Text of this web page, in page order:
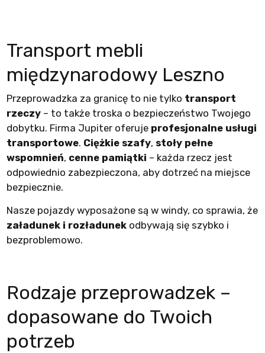
Transport mebli
międzynarodowy Leszno
Przeprowadzka za granicę to nie tylko transport
rzeczy– to także troska o bezpieczeństwo Twojego
dobytku. Firma Jupiter oferuje profesjonalne usługi
transportowe. Ciężkie szafy, stoły pełne
wspomnień, cenne pamiątki – każda rzecz jest
odpowiednio zabezpieczona, aby dotrzeć na miejsce
bezpiecznie.
Nasze pojazdy wyposażone są w windy, co sprawia, że
załadunek i rozładunekodbywają się szybko i
bezproblemowo.
Rodzaje przeprowadzek –
dopasowane do Twoich
potrzeb